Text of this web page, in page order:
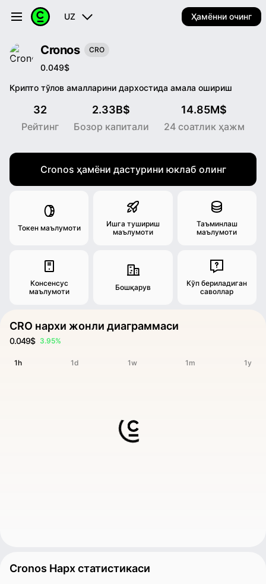
UZ Ҳамённи очинг
Cronos CRO
0.049$
Крипто тўлов амалларини дархостида амала ошириш
32
Рейтинг
2.33B$
Бозор капитали
14.85M$
24 соатлик ҳажм
Cronos ҳамёни дастурини юклаб олинг
Токен маълумоти
Ишга тушириш
маълумоти
Таъминлаш
маълумоти
Консенсус
маълумоти
Бошқарув
Кўп бериладиган
саволлар
CRO нархи жонли диаграммаси
0.049$ 3.95%
1h 1d 1w 1m 1y
Cronos Нарх статистикаси